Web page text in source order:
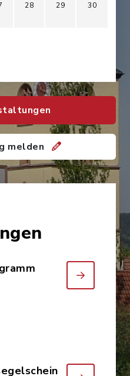
28 29 30
melden